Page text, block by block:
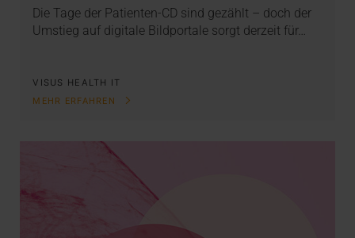
Die Tage der Patienten-CD sind gezählt – doch der
Umstieg auf digitale Bildportale sorgt derzeit für…
VISUS HEALTH IT
MEHR ERFAHREN